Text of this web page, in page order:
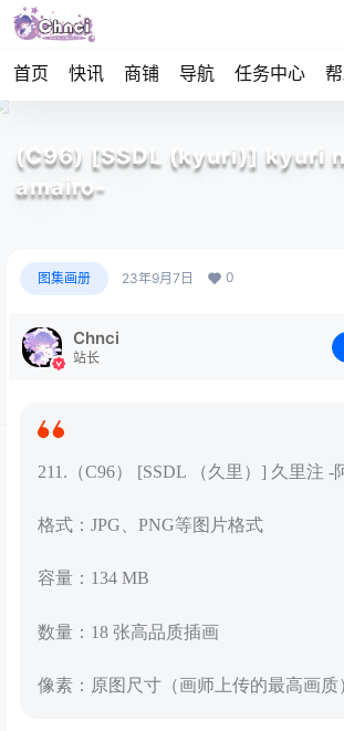
首页 快讯 商铺 导航 任务中心
(C96) [SSDL (kyuri)] kyuri
amairo-
图集画册 23年9月7日 0
Chnci
站长
211.（C96） [SSDL （久里）] 久里注 -
格式：JPG、PNG等图片格式
容量：134 MB
数量：18 张高品质插画
像素：原图尺寸（画师上传的最高画质